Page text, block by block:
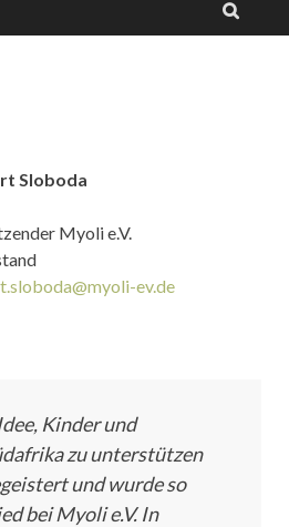
Sloboda
Myoli e.V.
ev.de
Kinder und
zu unterstützen
und wurde so
bei Myoli e.V. In